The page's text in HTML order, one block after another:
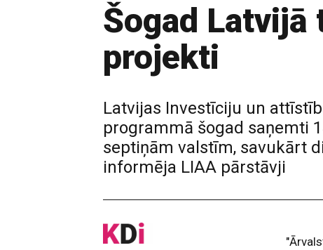
Šogad
projekti
Latvijas Investīciju un
programmā šogad saņemti
septiņām valstīm, savukārt
informēja LIAA pārstāvji